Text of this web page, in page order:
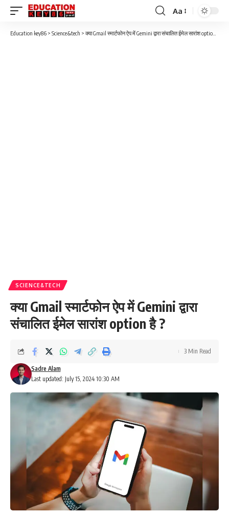
Font
Resizer
Aa
Education key86 > Science&tech > क्या Gmail स्मार्टफोन ऐप में Gemini द्वारा संचालित ईमेल सारांश option है ?
SCIENCE&TECH
क्या Gmail स्मार्टफोन ऐप में Gemini द्वारा
संचालित ईमेल सारांश option है ?
Last updated: July 15, 2024 10:30 AM
Sadre Alam
3 Min Read